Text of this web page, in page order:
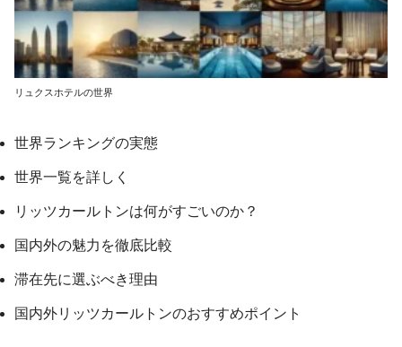
リュクスホテルの世界
世界ランキングの実態
世界一覧を詳しく
リッツカールトンは何がすごいのか？
国内外の魅力を徹底比較
滞在先に選ぶべき理由
国内外リッツカールトンのおすすめポイント